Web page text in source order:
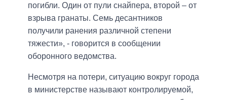
погибли. Один от пули снайпера, второй – от
взрыва гранаты. Семь десантников
получили ранения различной степени
тяжести», - говорится в сообщении
оборонного ведомства.
Несмотря на потери, ситуацию вокруг города
в министерстве называют контролируемой,